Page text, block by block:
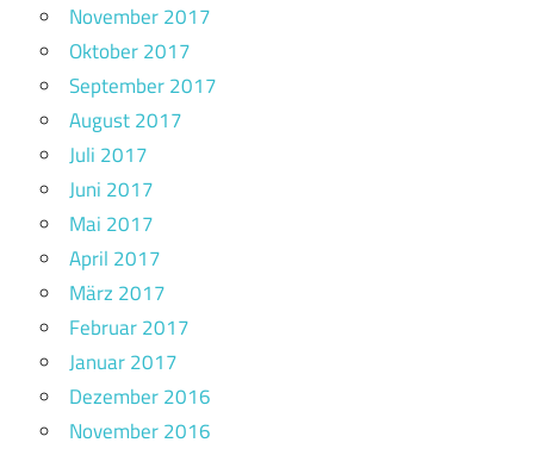
November 2017
Oktober 2017
September 2017
August 2017
Juli 2017
Juni 2017
Mai 2017
April 2017
März 2017
Februar 2017
Januar 2017
Dezember 2016
November 2016